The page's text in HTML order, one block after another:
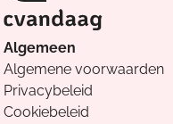
Algemeen
Algemene voorwaarden
Privacybeleid
Cookiebeleid